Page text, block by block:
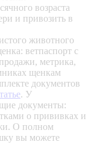
возраста
и привозить в
животного
ветпаспорт с
метрика,
щенкам
документов
. У
документы:
о прививках и
О полном
вы можете